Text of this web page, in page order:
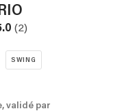
(2)
SWING
validé par